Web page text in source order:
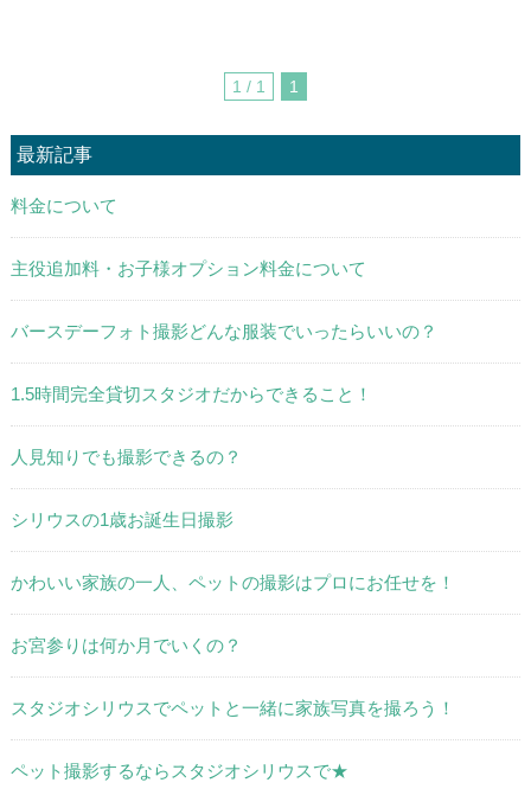
1 / 1 1
最新記事
料金について
主役追加料・お子様オプション料金について
バースデーフォト撮影どんな服装でいったらいいの？
1.5時間完全貸切スタジオだからできること！
人見知りでも撮影できるの？
シリウスの1歳お誕生日撮影
かわいい家族の一人、ペットの撮影はプロにお任せを！
お宮参りは何か月でいくの？
スタジオシリウスでペットと一緒に家族写真を撮ろう！
ペット撮影するならスタジオシリウスで★